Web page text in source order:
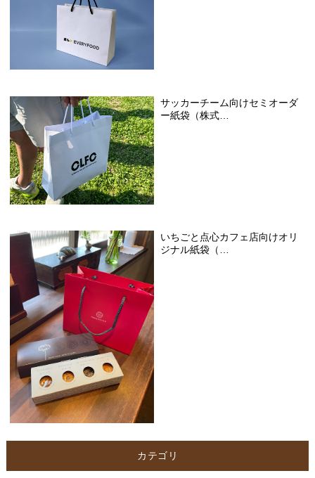
サッカーチーム向けセミオーダ
ー紙袋（株式…
いちごと点心カフェ店向けオリ
ジナル紙袋（…
カテゴリ